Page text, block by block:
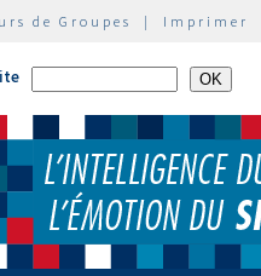
de Groupes | Imprimer